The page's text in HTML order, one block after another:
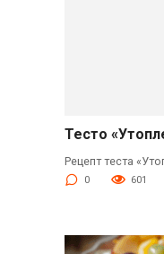
Тесто
Рецепт теста
0 601